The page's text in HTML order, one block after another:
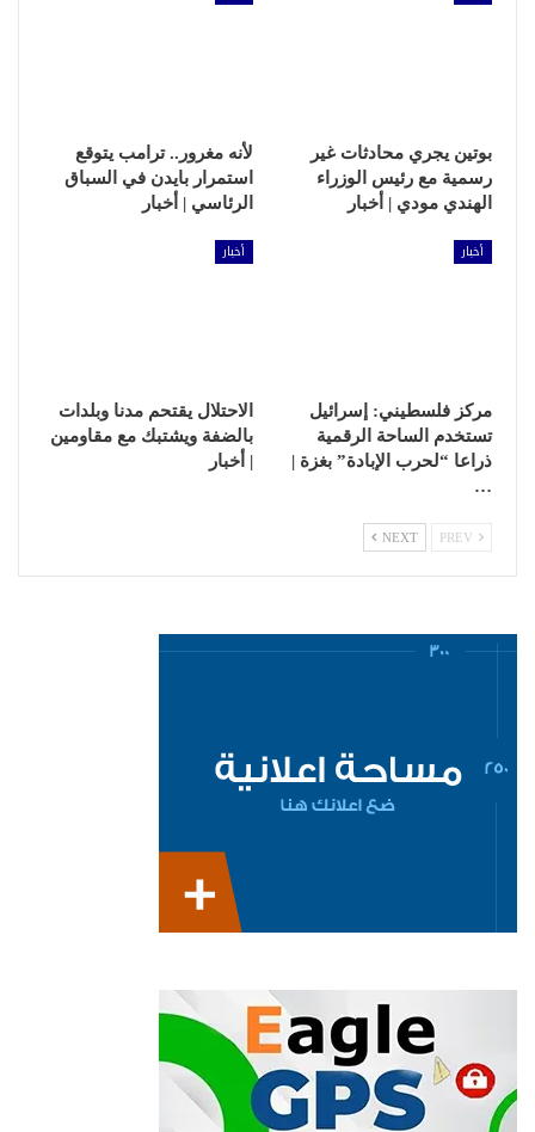
بوتين يجري محادثات غير
رسمية مع رئيس الوزراء
الهندي مودي | أخبار
لأنه مغرور.. ترامب يتوقع
استمرار بايدن في السباق
الرئاسي | أخبار
أخبار
مركز فلسطيني: إسرائيل
تستخدم الساحة الرقمية
ذراعا “لحرب الإبادة” بغزة |
…
أخبار
الاحتلال يقتحم مدنا وبلدات
بالضفة ويشتبك مع مقاومين
| أخبار
NEXT